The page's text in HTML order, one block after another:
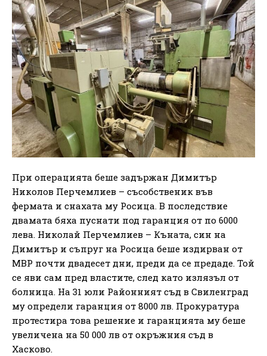
При операцията беше задържан Димитър
Николов Перчемлиев – съсобственик във
фермата и снахата му Росица. В последствие
двамата бяха пуснати под гаранция от по 6000
лева. Николай Перчемлиев – Къната, син на
Димитър и съпруг на Росица беше издирван от
МВР почти двадесет дни, преди да се предаде. Той
се яви сам пред властите, след като излязъл от
болница. На 31 юли Районният съд в Свиленград
му определи гаранция от 8000 лв. Прокуратура
протестира това решение и гаранцията му беше
увеличена на 50 000 лв от окръжния съд в
Хасково.